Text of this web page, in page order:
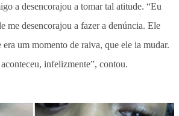
a desencorajou a tomar tal atitude. “Eu
me desencorajou a fazer a denúncia. Ele
era um momento de raiva, que ele ia mudar.
infelizmente”, contou.